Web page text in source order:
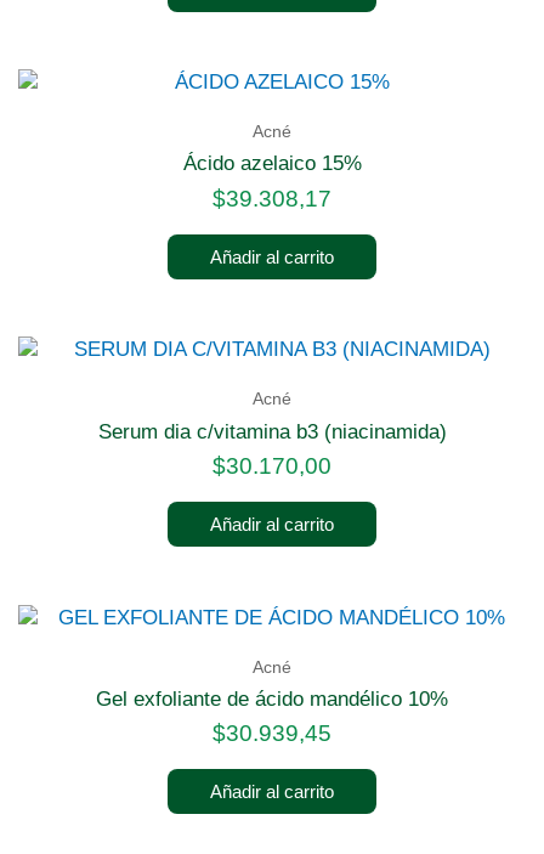
Acné
ácido azelaico 15%
$39.308,17
Añadir al carrito
Acné
serum dia c/vitamina b3 (niacinamida)
$30.170,00
Añadir al carrito
Acné
gel exfoliante de ácido mandélico 10%
$30.939,45
Añadir al carrito